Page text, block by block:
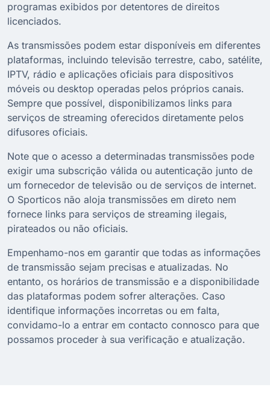
programas exibidos por detentores de direitos
licenciados.
As transmissões podem estar disponíveis em diferentes
plataformas, incluindo televisão terrestre, cabo, satélite,
IPTV, rádio e aplicações oficiais para dispositivos
móveis ou desktop operadas pelos próprios canais.
Sempre que possível, disponibilizamos links para
serviços de streaming oferecidos diretamente pelos
difusores oficiais.
Note que o acesso a determinadas transmissões pode
exigir uma subscrição válida ou autenticação junto de
um fornecedor de televisão ou de serviços de internet.
O Sporticos não aloja transmissões em direto nem
fornece links para serviços de streaming ilegais,
pirateados ou não oficiais.
Empenhamo-nos em garantir que todas as informações
de transmissão sejam precisas e atualizadas. No
entanto, os horários de transmissão e a disponibilidade
das plataformas podem sofrer alterações. Caso
identifique informações incorretas ou em falta,
convidamo-lo a entrar em contacto connosco para que
possamos proceder à sua verificação e atualização.